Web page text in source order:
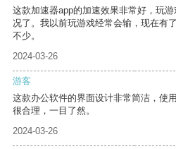
这款加速器app的加速效果非常好，玩
况了。我以前玩游戏经常会输，现在有
不少。
2024-03-26
游客
这款办公软件的界面设计非常简洁，使
很合理，一目了然。
2024-03-26